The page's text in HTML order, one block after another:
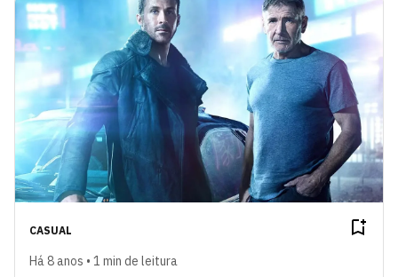
CASUAL
Há 8 anos • 1 min de leitura